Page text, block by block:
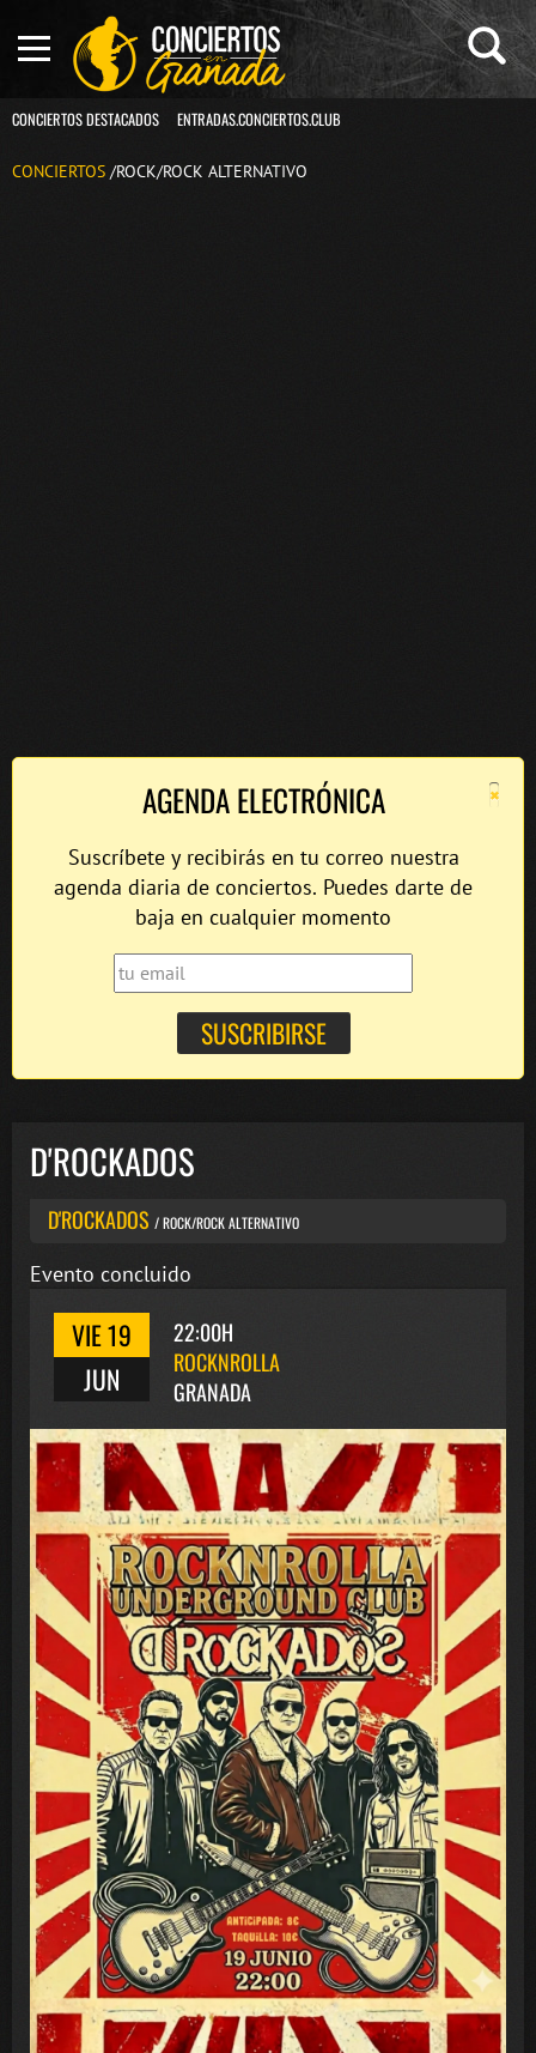
CONCIERTOS DESTACADOS ENTRADAS.CONCIERTOS.CLUB
CONCIERTOS /ROCK/ROCK ALTERNATIVO
×
AGENDA ELECTRÓNICA
Suscríbete y recibirás en tu correo nuestra
agenda diaria de conciertos. Puedes darte de
baja en cualquier momento
D'ROCKADOS
D'ROCKADOS / ROCK/ROCK ALTERNATIVO
Evento concluido
VIE 19
JUN
22:00H
ROCKNROLLA
GRANADA